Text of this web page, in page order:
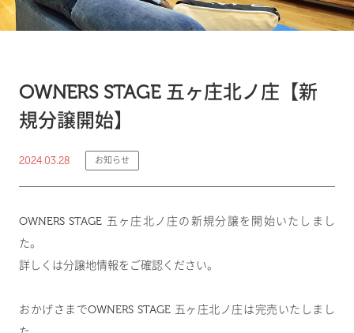
OWNERS STAGE 五ヶ庄北ノ庄【新
規分譲開始】
2024.03.28 お知らせ
OWNERS STAGE 五ヶ庄北ノ庄の新規分譲を開始いたしまし
た。
詳しくは分譲地情報をご確認ください。
おかげさまでOWNERS STAGE 五ヶ庄北ノ庄は完売いたしまし